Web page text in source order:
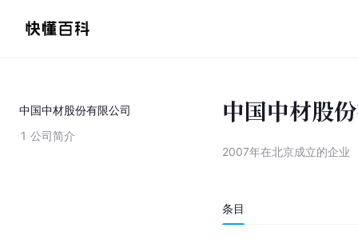
中国中材股份有限公司
1 公司简介
中国中材股
2007年在北京成立的企业
条目